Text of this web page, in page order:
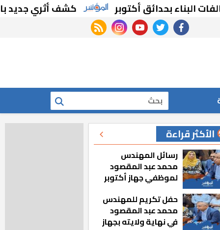
بحدائق أكتوبر كشف أثري جديد
facebook
twitter
youtube
instagram
rss feed
بحث
الأكثر قراءة
رسائل المهندس
محمد عبد المقصود
لموظفي جهاز أكتوبر
مشيت والمدينة
رجعت للخلف»
حفل تكريم للمهندس
محمد عبد المقصود
في نهاية ولايته بجهاز